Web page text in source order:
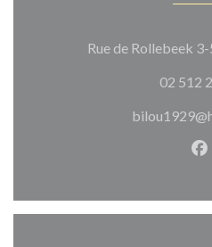
Rue de Rollebeek
02 512